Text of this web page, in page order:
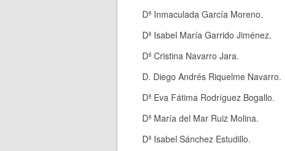
Dª Inmaculada García Moreno.
Dª Isabel María Garrido Jiménez.
Dª Cristina Navarro Jara.
D. Diego Andrés Riquelme Navarro.
Dª Eva Fátima Rodríguez Bogallo.
Dª María del Mar Ruiz Molina.
Dª Isabel Sánchez Estudillo.